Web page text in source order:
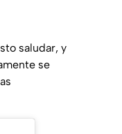
saludar, y
se